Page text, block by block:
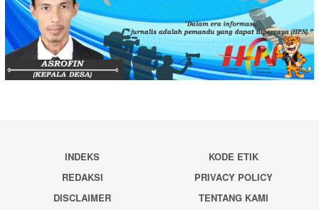
INDEKS
KODE ETIK
REDAKSI
PRIVACY POLICY
DISCLAIMER
TENTANG KAMI